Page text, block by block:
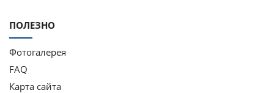
ПОЛЕЗНО
Фотогалерея
FAQ
Карта сайта